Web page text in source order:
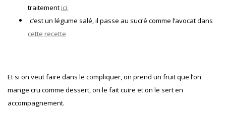
traitementici,
c’est un légume salé, il passe au sucré comme l’avocat dans
cette recette
Et si on veut faire dans le compliquer, on prend un fruit que l’on
mange cru comme dessert, on le fait cuire et on le sert en
accompagnement.